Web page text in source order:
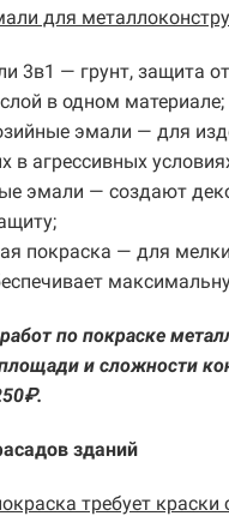
для
3в1 — грунт, защита
в одном материале;
эмали — для
в агрессивных
эмали — создают
покраска — для
по покраске
и сложности
зданий
требует краски